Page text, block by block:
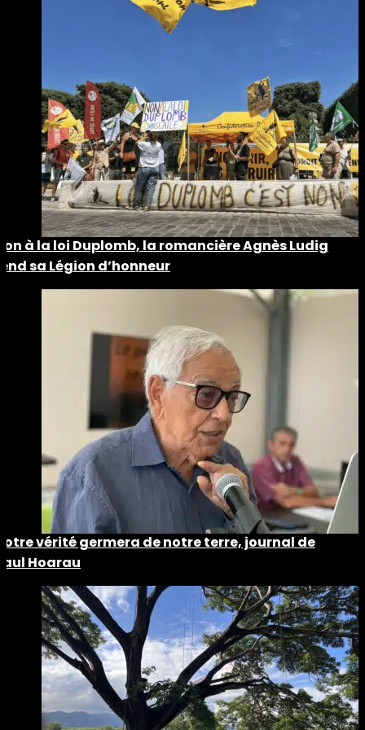
à la loi Duplomb, la romancière Agnès Ludig
sa Légion d’honneur
vérité germera de notre terre, journal de
Hoarau